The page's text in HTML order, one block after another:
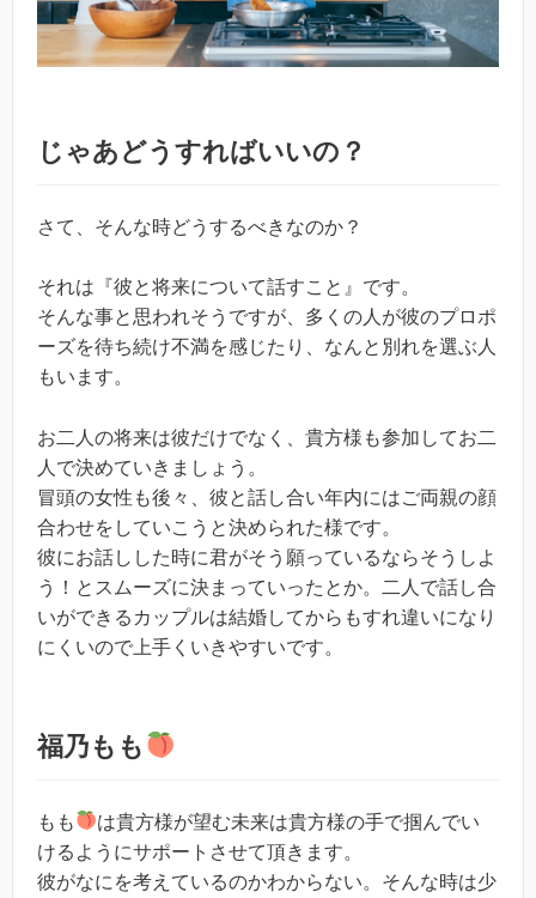
じゃあどうすればいいの？
さて、そんな時どうするべきなのか？
それは『彼と将来について話すこと』です。
そんな事と思われそうですが、多くの人が彼のプロポ
ーズを待ち続け不満を感じたり、なんと別れを選ぶ人
もいます。
お二人の将来は彼だけでなく、貴方様も参加してお二
人で決めていきましょう。
冒頭の女性も後々、彼と話し合い年内にはご両親の顔
合わせをしていこうと決められた様です。
彼にお話しした時に君がそう願っているならそうしよ
う！とスムーズに決まっていったとか。二人で話し合
いができるカップルは結婚してからもすれ違いになり
にくいので上手くいきやすいです。
福乃もも
もも
は貴方様が望む未来は貴方様の手で掴んでい
けるようにサポートさせて頂きます。
彼がなにを考えているのかわからない。そんな時は少